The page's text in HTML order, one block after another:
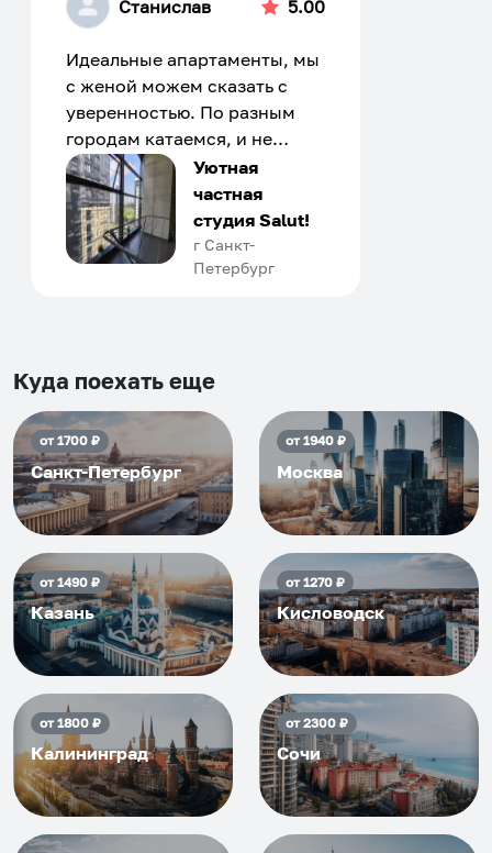
Станислав 5.00
Идеальные апартаменты, мы
с женой можем сказать с
уверенностью. По разным
городам катаемся, и не
только в России. Сервис на
отличном уровне. Хозяин
апартаментов доброй души
человек, всегда можно
договориться, подскажет
приезжать еще...
Уютная
частная
студия Salut!
г Санкт-
Петербург
Куда поехать еще
от1700₽
Санкт-Петербург
от1940₽
Москва
от1490₽
Казань
от1270₽
Кисловодск
от1800₽
Калининград
от2300₽
Сочи